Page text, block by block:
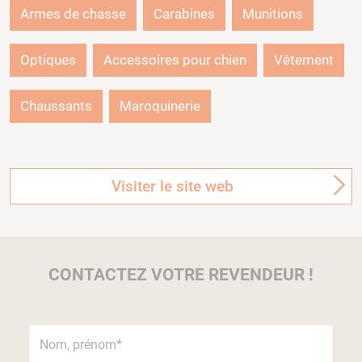
Armes de chasse Carabines Munitions
Optiques Accessoires pour chien Vêtement
Chaussants Maroquinerie
Visiter le site web
CONTACTEZ VOTRE REVENDEUR !